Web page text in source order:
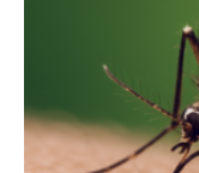
Grünalgen, die vor
lebten. Unter den
die noch heute in
Süßwasseralge
dieser Gruppe
mit